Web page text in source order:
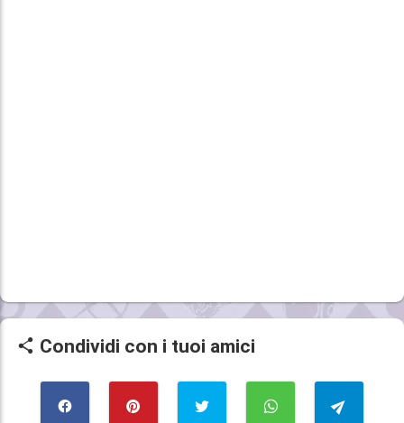
Condividi con i tuoi amici